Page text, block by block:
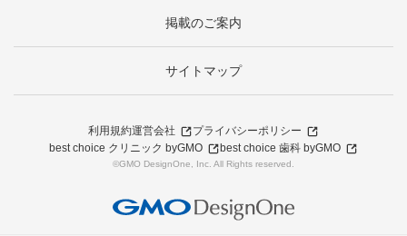
掲載のご案内
サイトマップ
利用規約運営会社
プライバシーポリシー
best choice クリニック byGMO
best choice 歯科 byGMO
©GMO DesignOne, Inc. All Rights reserved.